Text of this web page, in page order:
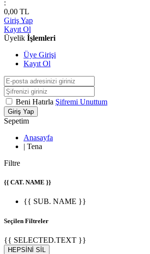
:
0,00 TL
Giriş Yap
Kayıt Ol
Üyelik İşlemleri
Üye Girişi
Kayıt Ol
Beni Hatırla Şifremi Unuttum
Giriş Yap
Sepetim
Anasayfa
| Tena
Filtre
{{ CAT. NAME }}
{{ SUB. NAME }}
Seçilen Filtreler
{{ SELECTED.TEXT }}
HEPSİNİ SİL